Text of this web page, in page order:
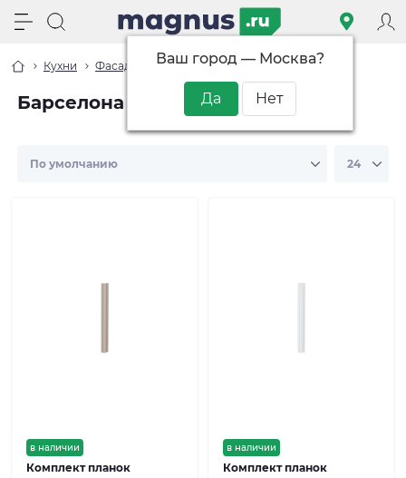
Ваш город — Москва?
Кухни Фасады Барселона
Барселона
в наличии
Комплект планок
в наличии
Комплект планок